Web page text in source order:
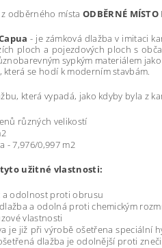
odběrného místa ODBĚRNÉ MÍSTO
- je zámková dlažba v imitaci
ploch a pojezdových ploch s
sypkým materiálem
která se hodí k moderním stavbám.
která vypadá, jako kdyby byla z
různých velikostí
- 7,976/0,997 m2
užitné vlastnosti:
a odolnost proti obrusu
a odolná proti chemickým
vlastnosti
je již při výrobě ošetřena speciální
dlažba je odolnější proti